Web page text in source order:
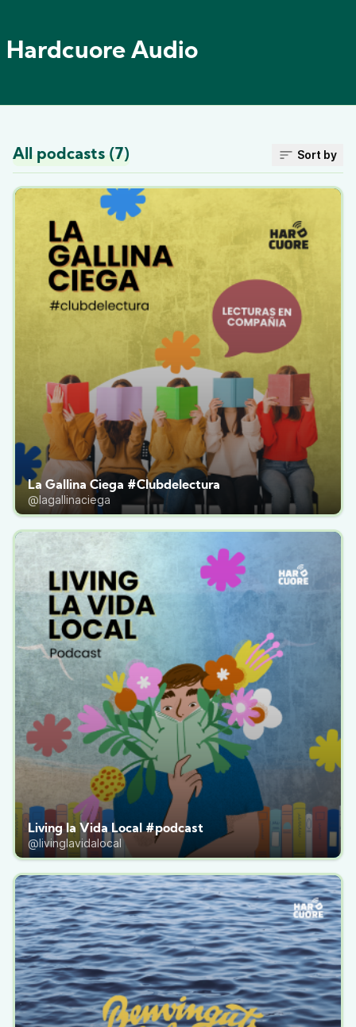
Hardcuore Audio
All podcasts (7) Sort by
La Gallina Ciega #Clubdelectura
@lagallinaciega
Living la Vida Local #podcast
@livinglavidalocal